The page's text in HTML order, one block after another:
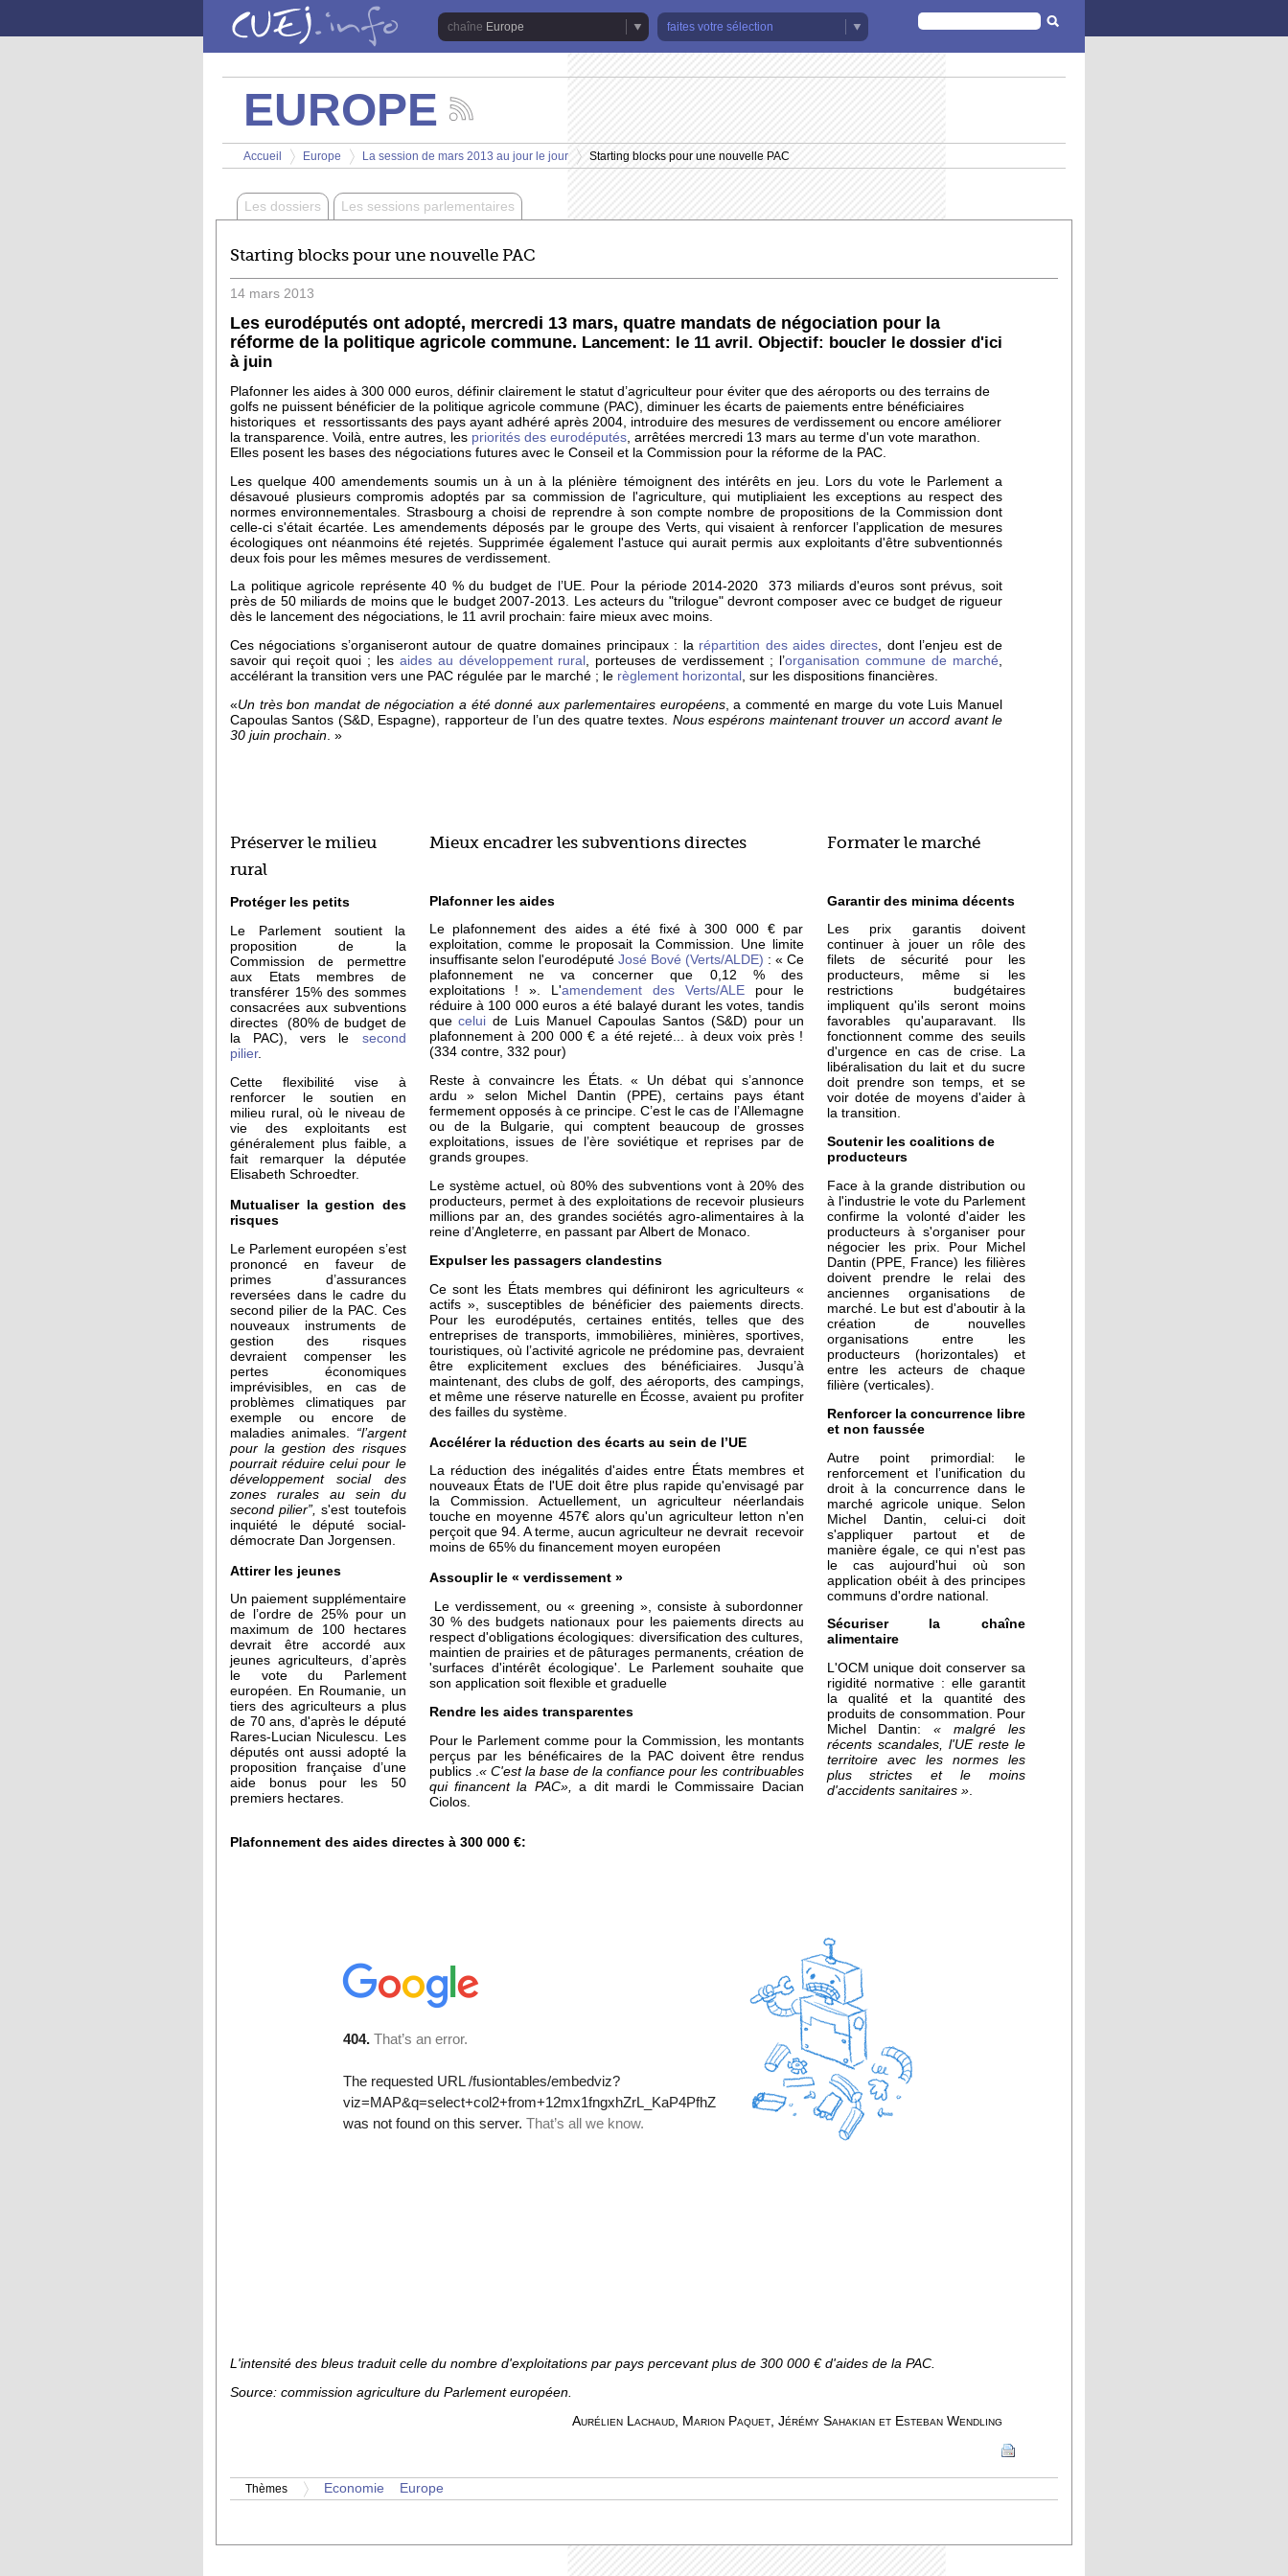
Europe
faites votre sélection
FORMULAIRE
DE
RECHERCHE
EUROPE
les
actualités
de
chaîne
Europe
Vous êtes ici
Accueil
>
Europe
>
La session de mars 2013 au jour le jour
>
Starting blocks pour une nouvelle PAC
Les dossiers Les sessions parlementaires
Starting blocks pour une nouvelle PAC
14 mars 2013
Les eurodéputés ont adopté, mercredi 13 mars, quatre mandats de négociation pour la
réforme de la politique agricole commune. Lancement: le 11 avril. Objectif: boucler le dossier d'ici
à juin
Plafonner les aides à 300 000 euros, définir clairement le statut d’agriculteur pour éviter que des aéroports ou des terrains de
golfs ne puissent bénéficier de la politique agricole commune (PAC), diminuer les écarts de paiements entre bénéficiaires
historiques et ressortissants des pays ayant adhéré après 2004 , introduire des mesures de verdissement ou encore améliorer
la transparence. Voilà, entre autres, les priorités des eurodéputés , arrêtées mercredi 13 mars au terme d'un vote marathon.
Elles posent les bases des négociations futures avec le Conseil et la Commission pour la réforme de la PAC.
Les quelque 400 amendements soumis un à un à la plénière témoignent des intérêts en jeu. Lors du vote le Parlement a
désavoué plusieurs compromis adoptés par sa commission de l'agriculture, qui mutipliaient les exceptions au respect des
normes environnementales. Strasbourg a choisi de reprendre à son compte nombre de propositions de la Commission dont
celle-ci s'était écartée. Les amendements déposés par le groupe des Verts, qui visaient à renforcer l’application de mesures
écologiques ont néanmoins été rejetés. Supprimée également l'astuce qui aurait permis aux exploitants d'être subventionnés
deux fois pour les mêmes mesures de verdissement.
La politique agricole représente 40 % du budget de l’UE. Pour la période 2014-2020 373 miliards d'euros sont prévus, soit
près de 50 miliards de moins que le budget 2007-2013. Les acteurs du "trilogue" devront composer avec ce budget de rigueur
dès le lancement des négociations, le 11 avril prochain: faire mieux avec moins.
Ces négociations s’organiseront autour de quatre domaines principaux : la répartition des aides directes, dont l’enjeu est de
savoir qui reçoit quoi ; les aides au développement rural , porteuses de verdissement ; l’organisation commune de marché,
accélérant la transition vers une PAC régulée par le marché ; le règlement horizontal , sur les dispositions financières.
«Un très bon mandat de négociation a été donné aux parlementaires européens, a commenté en marge du vote Luis Manuel
Capoulas Santos (S&D, Espagne), rapporteur de l’un des quatre textes. Nous espérons maintenant trouver un accord avant le
30 juin prochain . »
Préserver le milieu
rural
Protéger les petits
Le Parlement soutient la
proposition de la
Commission de permettre
aux Etats membres de
transférer 15% des sommes
consacrées aux subventions
directes (80% de budget de
la PAC), vers le second
pilier.
Cette flexibilité vise à
renforcer le soutien en
milieu rural, où le niveau de
vie des exploitants est
généralement plus faible, a
fait remarquer la députée
Elisabeth Schroedter.
Mutualiser la gestion des
risques
Le Parlement européen s’est
prononcé en faveur de
primes d’assurances
reversées dans le cadre du
second pilier de la PAC. Ces
nouveaux instruments de
gestion des risques
devraient compenser les
pertes économiques
imprévisibles, en cas de
problèmes climatiques par
exemple ou encore de
maladies animales. “l’argent
pour la gestion des risques
pourrait réduire celui pour le
développement social des
zones rurales au sein du
second pilier”, s'est toutefois
inquiété le député social-
démocrate Dan Jorgensen.
Attirer les jeunes
Un paiement supplémentaire
de l’ordre de 25% pour un
maximum de 100 hectares
devrait être accordé aux
jeunes agriculteurs, d’après
le vote du Parlement
européen. En Roumanie, un
tiers des agriculteurs a plus
de 70 ans, d'après le député
Rares-Lucian Niculescu. Les
députés ont aussi adopté la
proposition française d’une
aide bonus pour les 50
premiers hectares.
Mieux encadrer les subventions directes
Plafonner les aides
Le plafonnement des aides a été fixé à 300 000 € par
exploitation, comme le proposait la Commission. Une limite
insuffisante selon l'eurodéputé José Bové (Verts/ALDE) : « Ce
plafonnement ne va concerner que 0,12 % des
exploitations ! ». L'amendement des Verts/ALEpour le
réduire à 100 000 euros a été balayé durant les votes, tandis
quecelui de Luis Manuel Capoulas Santos (S&D) pour un
plafonnement à 200 000 € a été rejeté... à deux voix près !
(334 contre, 332 pour)
Reste à convaincre les États. « Un débat qui s’annonce
ardu » selon Michel Dantin (PPE), certains pays étant
fermement opposés à ce principe. C’est le cas de l’Allemagne
ou de la Bulgarie, qui comptent beaucoup de grosses
exploitations, issues de l’ère soviétique et reprises par de
grands groupes.
Le système actuel, où 80% des subventions vont à 20% des
producteurs, permet à des exploitations de recevoir plusieurs
millions par an, des grandes sociétés agro-alimentaires à la
reine d’Angleterre, en passant par Albert de Monaco.
Expulser les passagers clandestins
Ce sont les États membres qui définiront les agriculteurs «
actifs », susceptibles de bénéficier des paiements directs.
Pour les eurodéputés, certaines entités, telles que des
entreprises de transports, immobilières, minières, sportives,
touristiques, où l’activité agricole ne prédomine pas, devraient
être explicitement exclues des bénéficiaires. Jusqu’à
maintenant, des clubs de golf, des aéroports, des campings,
et même une réserve naturelle en Écosse, avaient pu profiter
des failles du système.
Accélérer la réduction des écarts au sein de l’UE
La réduction des inégalités d'aides entre États membres et
nouveaux États de l'UE doit être plus rapide qu'envisagé par
la Commission. Actuellement, un agriculteur néerlandais
touche en moyenne 457€ alors qu'un agriculteur letton n'en
perçoit que 94. A terme, aucun agriculteur ne devrait recevoir
moins de 65% du financement moyen européen
Assouplir le « verdissement »
Le verdissement, ou « greening », consiste à subordonner
30 % des budgets nationaux pour les paiements directs au
respect d'obligations écologiques: diversification des cultures,
maintien de prairies et de pâturages permanents, création de
'surfaces d'intérêt écologique'. Le Parlement souhaite que
son application soit flexible et graduelle
Rendre les aides transparentes
Pour le Parlement comme pour la Commission, les montants
perçus par les bénéficaires de la PAC doivent être rendus
publics . « C'est la base de la confiance pour les contribuables
qui financent la PAC»,
a dit mardi le Commissaire Dacian
Ciolos.
Formater le marché
Garantir des minima décents
Les prix garantis doivent
continuer à jouer un rôle des
filets de sécurité pour les
producteurs, même si les
restrictions budgétaires
impliquent qu'ils seront moins
favorables qu'auparavant. Ils
fonctionnent comme des seuils
d'urgence en cas de crise. La
libéralisation du lait et du sucre
doit prendre son temps, et se
voir dotée de moyens d'aider à
la transition.
Soutenir les coalitions de
producteurs
Face à la grande distribution ou
à l'industrie le vote du Parlement
confirme la volonté d'aider les
producteurs à s'organiser pour
négocier les prix. Pour Michel
Dantin (PPE, France) les filières
doivent prendre le relai des
anciennes organisations de
marché. Le but est d'aboutir à la
création de nouvelles
organisations entre les
producteurs (horizontales) et
entre les acteurs de chaque
filière (verticales).
Renforcer la concurrence libre
et non faussée
Autre point primordial: le
renforcement et l’unification du
droit à la concurrence dans le
marché agricole unique. Selon
Michel Dantin, celui-ci doit
s'appliquer partout et de
manière égale, ce qui n'est pas
le cas aujourd'hui où son
application obéit à des principes
communs d'ordre national.
Sécuriser la chaîne
alimentaire
L'OCM unique doit conserver sa
rigidité normative : elle garantit
la qualité et la quantité des
produits de consommation. Pour
Michel Dantin:« malgré les
récents scandales, l'UE reste le
territoire avec les normes les
plus strictes et le moins
d'accidents sanitaires ».
Plafonnement des aides directes à 300 000 €:
L'intensité des bleus traduit celle du nombre d'exploitations par pays percevant plus de 300 000 € d'aides de la PAC.
Source: commission agriculture du Parlement européen.
Aurélien Lachaud, Marion Paquet, Jérémy Sahakian et Esteban Wendling
Thèmes Economie Europe